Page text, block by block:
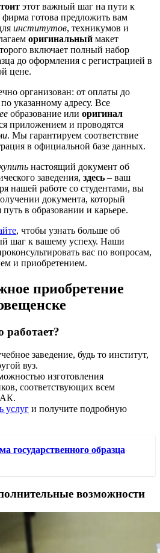
этот важный шаг на пути к
готова предложить вам
институтов, техникумов и
оригинальный макет
включает полный набор
до оформления с регистрацией в
цене.
организован: от оплаты до
по указанному адресу. Все
образование или оригинал
приложением и проводятся
. Мы гарантируем соответствие
в официальной базе данных.
настоящий документ об
заведения, здесь – ваш
нашей работе со студентами, вы
документа, который
в образовании и карьере.
, чтобы узнать больше об
шаг к вашему успеху. Наши
вас по вопросам,
и приобретением.
приобретение
работает?
заведение, будь то институт,
вуз.
изготовления
соответствующих всем
услуг и получите подробную
государственного образца
возможности